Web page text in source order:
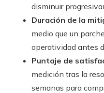
disminuir
Duración de la
medio que un
operatividad antes
Puntaje de
medición tras la
semanas para